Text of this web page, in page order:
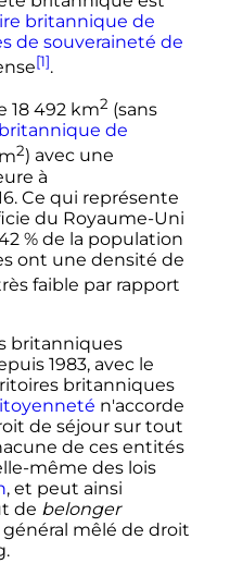
britannique de
de souveraineté de
[1].
18 492 km2 (sans
de
2) avec une
à
Ce qui représente
du Royaume-Uni
% de la population
ont une densité de
faible par rapport
britanniques
1983, avec le
britanniques
n'accorde
de séjour sur tout
de ces entités
même des lois
, et peut ainsi
de belonger
général mêlé de droit